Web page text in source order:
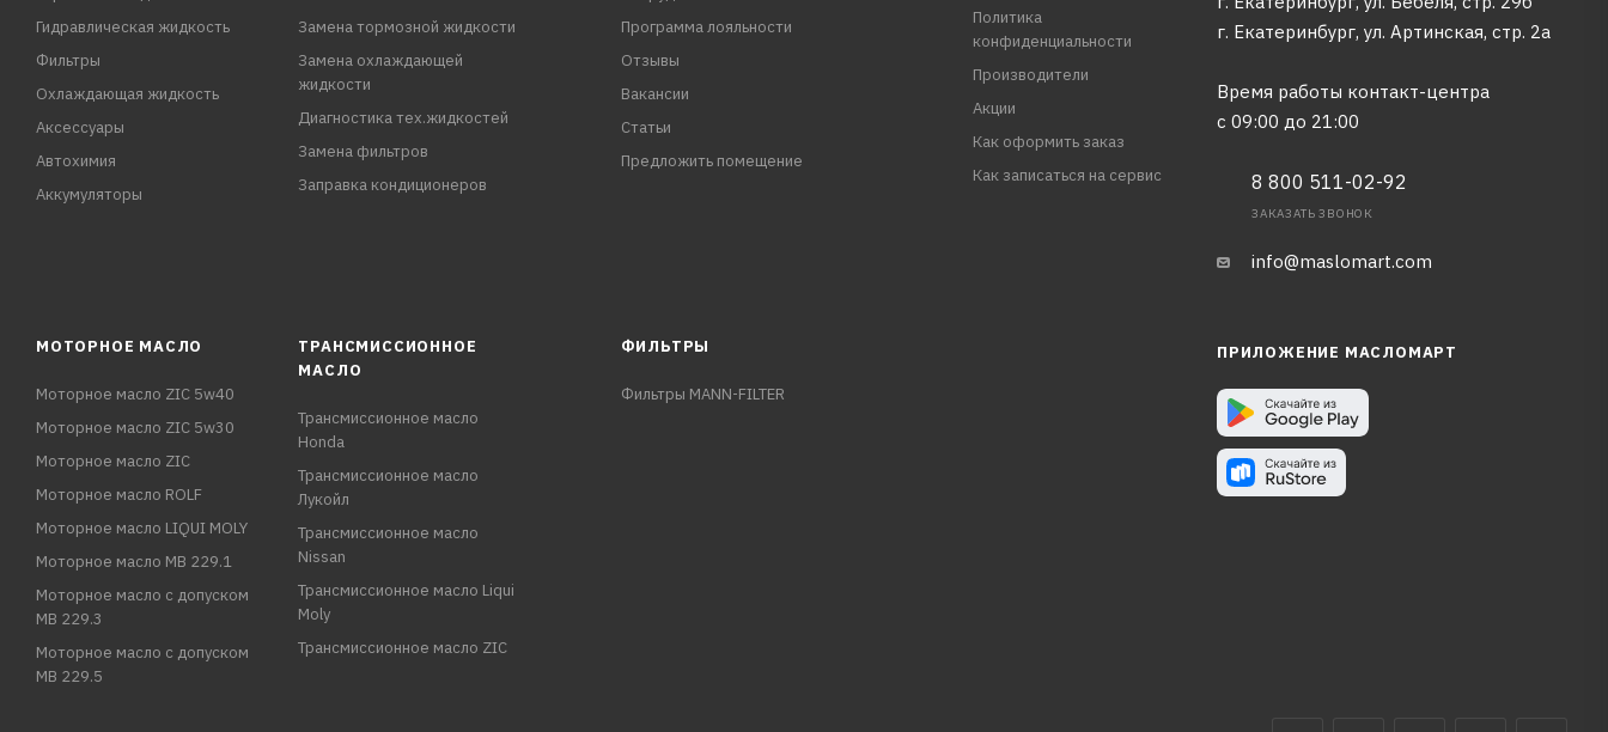
Гидравлическая жидкость
Фильтры
Охлаждающая жидкость
Аксессуары
Автохимия
Аккумуляторы
Замена тормозной жидкости
Замена охлаждающей
жидкости
Диагностика тех.жидкостей
Замена фильтров
Заправка кондиционеров
Программа лояльности
Отзывы
Вакансии
Статьи
Предложить помещение
Политика
конфиденциальности
Производители
Акции
Как оформить заказ
Как записаться на сервис
г. Екатеринбург, ул. Артинская, стр. 2а
Время работы контакт-центра
с 09:00 до 21:00
8 800 511-02-92
ЗАКАЗАТЬ ЗВОНОК
info@maslomart.com
МОТОРНОЕ МАСЛО
Моторное масло ZIC 5w40
Моторное масло ZIC 5w30
Моторное масло ZIC
Моторное масло ROLF
Моторное масло LIQUI MOLY
Моторное масло MB 229.1
Моторное масло с допуском
MB 229.3
Моторное масло с допуском
MB 229.5
ТРАНСМИССИОННОЕ
МАСЛО
Трансмиссионное масло
Honda
Трансмиссионное масло
Лукойл
Трансмиссионное масло
Nissan
Трансмиссионное масло Liqui
Moly
Трансмиссионное масло ZIC
ФИЛЬТРЫ
Фильтры MANN-FILTER
ПРИЛОЖЕНИЕ МАСЛОМАРТ